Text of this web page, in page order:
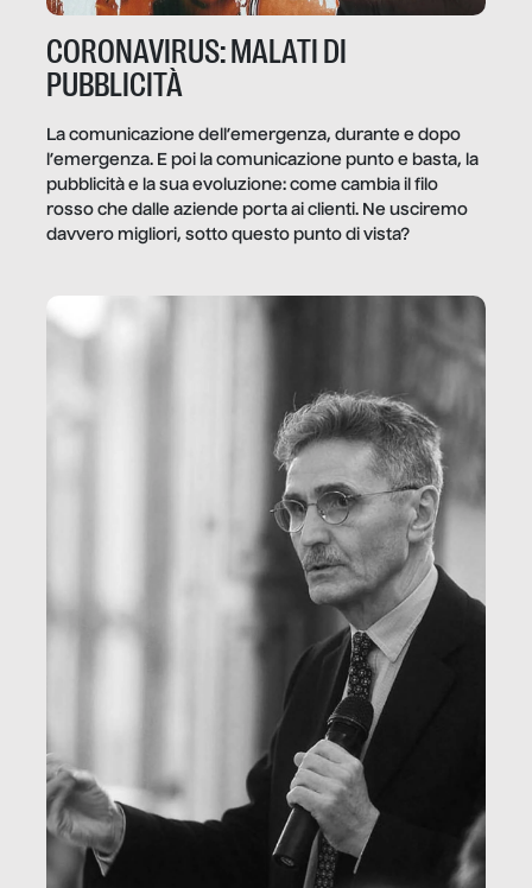
CORONAVIRUS: MALATI DI
PUBBLICITÀ
La comunicazione dell’emergenza, durante e dopo
l’emergenza. E poi la comunicazione punto e basta, la
pubblicità e la sua evoluzione: come cambia il filo
rosso che dalle aziende porta ai clienti. Ne usciremo
davvero migliori, sotto questo punto di vista?